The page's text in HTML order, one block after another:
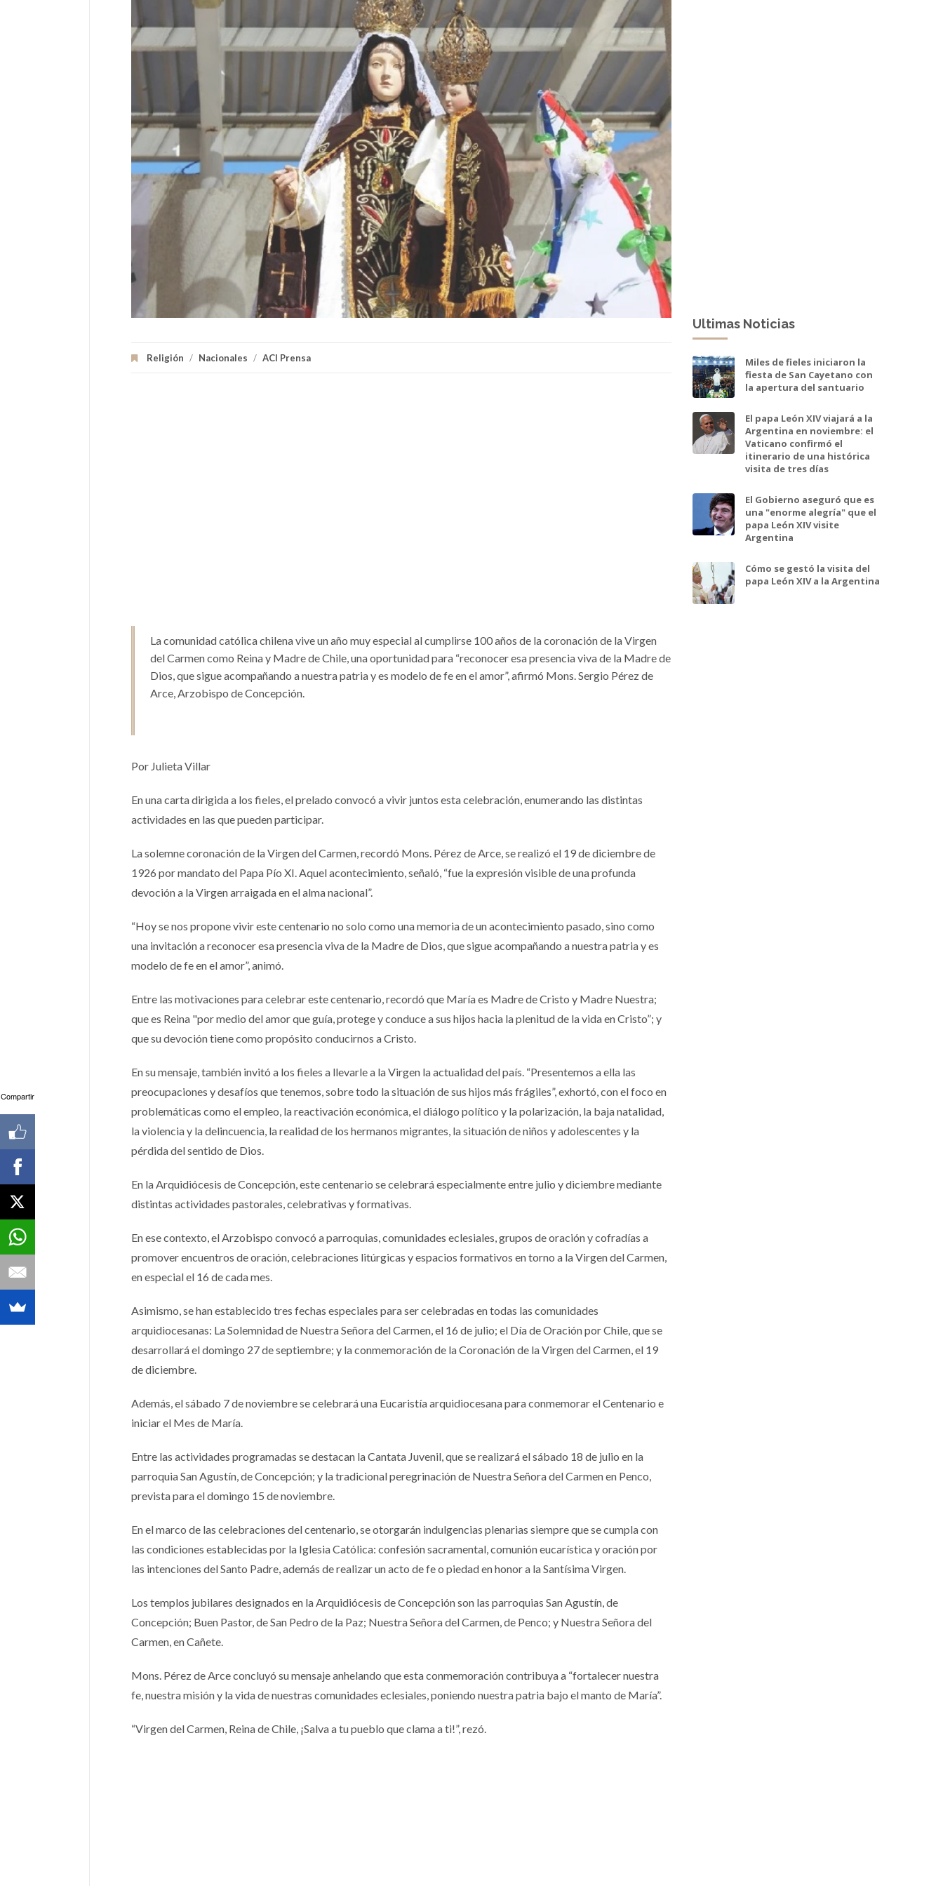
Religión / Nacionales / ACI Prensa
La comunidad católica chilena vive un año muy especial al cumplirse 100 años de la coronación de la Virgen
del Carmen como Reina y Madre de Chile, una oportunidad para “reconocer esa presencia viva de la Madre de
Dios, que sigue acompañando a nuestra patria y es modelo de fe en el amor”, afirmó Mons. Sergio Pérez de
Arce, Arzobispo de Concepción.
Por Julieta Villar
En una carta dirigida a los fieles, el prelado convocó a vivir juntos esta celebración, enumerando las distintas
actividades en las que pueden participar.
La solemne coronación de la Virgen del Carmen, recordó Mons. Pérez de Arce, se realizó el 19 de diciembre de
1926 por mandato del Papa Pío XI. Aquel acontecimiento, señaló, “fue la expresión visible de una profunda
devoción a la Virgen arraigada en el alma nacional”.
“Hoy se nos propone vivir este centenario no solo como una memoria de un acontecimiento pasado, sino como
una invitación a reconocer esa presencia viva de la Madre de Dios, que sigue acompañando a nuestra patria y es
modelo de fe en el amor”, animó.
Entre las motivaciones para celebrar este centenario, recordó que María es Madre de Cristo y Madre Nuestra;
que es Reina "por medio del amor que guía, protege y conduce a sus hijos hacia la plenitud de la vida en Cristo”; y
que su devoción tiene como propósito conducirnos a Cristo.
En su mensaje, también invitó a los fieles a llevarle a la Virgen la actualidad del país. “Presentemos a ella las
preocupaciones y desafíos que tenemos, sobre todo la situación de sus hijos más frágiles”, exhortó, con el foco en
problemáticas como el empleo, la reactivación económica, el diálogo político y la polarización, la baja natalidad,
la violencia y la delincuencia, la realidad de los hermanos migrantes, la situación de niños y adolescentes y la
pérdida del sentido de Dios.
En la Arquidiócesis de Concepción, este centenario se celebrará especialmente entre julio y diciembre mediante
distintas actividades pastorales, celebrativas y formativas.
En ese contexto, el Arzobispo convocó a parroquias, comunidades eclesiales, grupos de oración y cofradías a
promover encuentros de oración, celebraciones litúrgicas y espacios formativos en torno a la Virgen del Carmen,
en especial el 16 de cada mes.
Asimismo, se han establecido tres fechas especiales para ser celebradas en todas las comunidades
arquidiocesanas: La Solemnidad de Nuestra Señora del Carmen, el 16 de julio; el Día de Oración por Chile, que se
desarrollará el domingo 27 de septiembre; y la conmemoración de la Coronación de la Virgen del Carmen, el 19
de diciembre.
Además, el sábado 7 de noviembre se celebrará una Eucaristía arquidiocesana para conmemorar el Centenario e
iniciar el Mes de María.
Entre las actividades programadas se destacan la Cantata Juvenil, que se realizará el sábado 18 de julio en la
parroquia San Agustín, de Concepción; y la tradicional peregrinación de Nuestra Señora del Carmen en Penco,
prevista para el domingo 15 de noviembre.
En el marco de las celebraciones del centenario, se otorgarán indulgencias plenarias siempre que se cumpla con
las condiciones establecidas por la Iglesia Católica: confesión sacramental, comunión eucarística y oración por
las intenciones del Santo Padre, además de realizar un acto de fe o piedad en honor a la Santísima Virgen.
Los templos jubilares designados en la Arquidiócesis de Concepción son las parroquias San Agustín, de
Concepción; Buen Pastor, de San Pedro de la Paz; Nuestra Señora del Carmen, de Penco; y Nuestra Señora del
Carmen, en Cañete.
Mons. Pérez de Arce concluyó su mensaje anhelando que esta conmemoración contribuya a “fortalecer nuestra
fe, nuestra misión y la vida de nuestras comunidades eclesiales, poniendo nuestra patria bajo el manto de María”.
“Virgen del Carmen, Reina de Chile, ¡Salva a tu pueblo que clama a ti!”, rezó.
Ultimas Noticias
Miles de fieles iniciaron la
fiesta de San Cayetano con
la apertura del santuario
El papa León XIV viajará a la
Argentina en noviembre: el
Vaticano confirmó el
itinerario de una histórica
visita de tres días
El Gobierno aseguró que es
una "enorme alegría" que el
papa León XIV visite
Argentina
Cómo se gestó la visita del
papa León XIV a la Argentina
Compartir